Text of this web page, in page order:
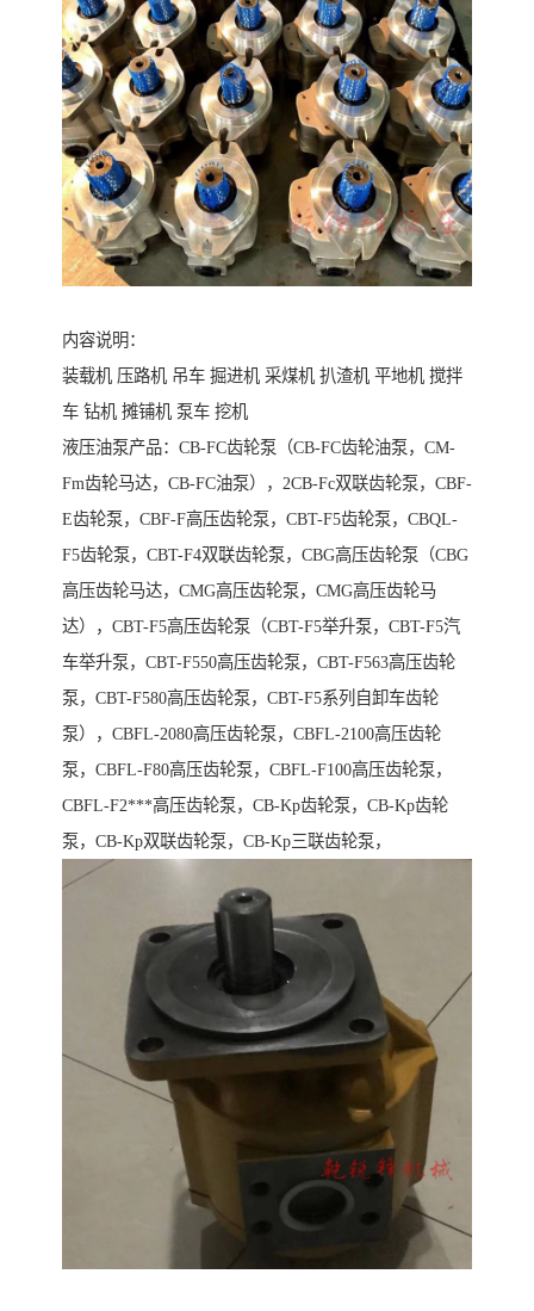
内容说明：
装载机 压路机 吊车 掘进机 采煤机 扒渣机 平地机 搅拌
车 钻机 摊铺机 泵车 挖机
液压油泵产品：CB-FC齿轮泵（CB-FC齿轮油泵，CM-
Fm齿轮马达，CB-FC油泵），2CB-Fc双联齿轮泵，CBF-
E齿轮泵，CBF-F高压齿轮泵，CBT-F5齿轮泵，CBQL-
F5齿轮泵，CBT-F4双联齿轮泵，CBG高压齿轮泵（CBG
高压齿轮马达，CMG高压齿轮泵，CMG高压齿轮马
达），CBT-F5高压齿轮泵（CBT-F5举升泵，CBT-F5汽
车举升泵，CBT-F550高压齿轮泵，CBT-F563高压齿轮
泵，CBT-F580高压齿轮泵，CBT-F5系列自卸车齿轮
泵），CBFL-2080高压齿轮泵，CBFL-2100高压齿轮
泵，CBFL-F80高压齿轮泵，CBFL-F100高压齿轮泵，
CBFL-F2***高压齿轮泵，CB-Kp齿轮泵，CB-Kp齿轮
泵，CB-Kp双联齿轮泵，CB-Kp三联齿轮泵，